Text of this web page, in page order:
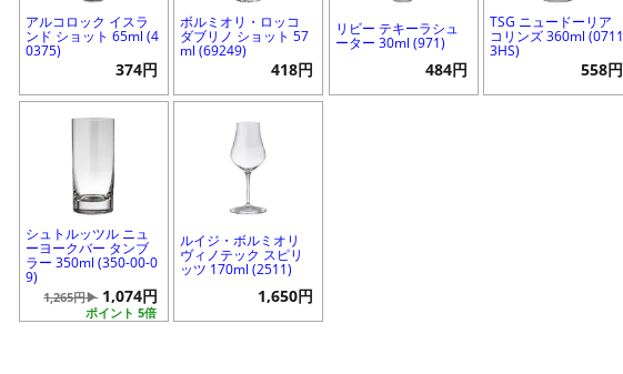
アルコロック イスラ
ンド ショット 65ml (4
0375)
374円
ボルミオリ・ロッコ
ダブリノ ショット 57
ml (69249)
418円
リビー テキーラシュ
ーター 30ml (971)
484円
TSG ニュードーリア
コリンズ 360ml (0711
3HS)
558円
シュトルッツル ニュ
ーヨークバー タンブ
ラー 350ml (350-00-0
9)
ポイント 5倍
1,265円▶ 1,074円
ルイジ・ボルミオリ
ヴィノテック スピリ
ッツ 170ml (2511)
1,650円